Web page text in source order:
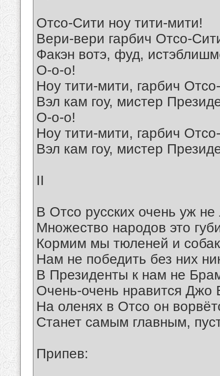
Отсо-Сити ноу тити-мити!
Вери-вери гарбич Отсо-
Факэн вотэ, фуд,
О-о-о!
Ноу тити-мити, гарбич
Вэл кам гоу, мистер
О-о-о!
Ноу тити-мити, гарбич
Вэл кам гоу, мистер
II
В Отсо русских очень уж
Множество народов это
Кормим мы тюленей и
Нам не победить без них
В Президенты к нам не
Очень-очень нравится Джо
На оленях в Отсо он
Станет самым главным,
Припев: